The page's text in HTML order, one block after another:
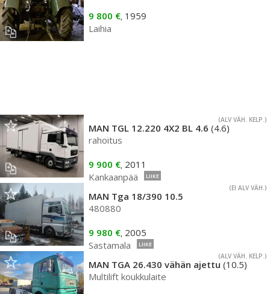
9 800 €, 1959
Laihia
(ALV VÄH. KELP.)
MAN TGL 12.220 4X2 BL 4.6 (4.6)
rahoitus
9 900 €, 2011
Kankaanpää
LIIKE
(EI ALV VÄH.)
MAN Tga 18/390 10.5
480880
9 980 €, 2005
Sastamala
LIIKE
(ALV VÄH. KELP.)
MAN TGA 26.430 vähän ajettu (10.5)
Multilift koukkulaite